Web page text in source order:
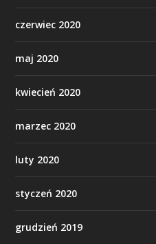
czerwiec 2020
maj 2020
kwiecień 2020
marzec 2020
luty 2020
styczeń 2020
grudzień 2019